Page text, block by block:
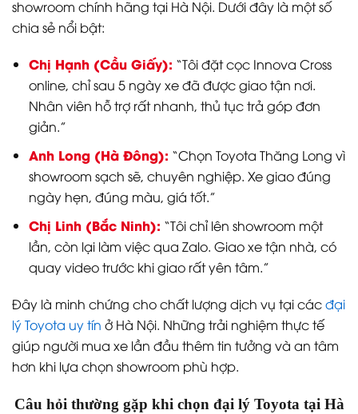
showroom chính hãng tại Hà Nội. Dưới đây là một số
chia sẻ nổi bật:
Chị Hạnh (Cầu Giấy): “Tôi đặt cọc Innova Cross
online, chỉ sau 5 ngày xe đã được giao tận nơi.
Nhân viên hỗ trợ rất nhanh, thủ tục trả góp đơn
giản.”
Anh Long (Hà Đông): “Chọn Toyota Thăng Long vì
showroom sạch sẽ, chuyên nghiệp. Xe giao đúng
ngày hẹn, đúng màu, giá tốt.”
Chị Linh (Bắc Ninh): “Tôi chỉ lên showroom một
lần, còn lại làm việc qua Zalo. Giao xe tận nhà, có
quay video trước khi giao rất yên tâm.”
Đây là minh chứng cho chất lượng dịch vụ tại cácđại
lý Toyota uy tín ở Hà Nội. Những trải nghiệm thực tế
giúp người mua xe lần đầu thêm tin tưởng và an tâm
hơn khi lựa chọn showroom phù hợp.
Câu hỏi thường gặp khi chọn đại lý Toyota tại Hà